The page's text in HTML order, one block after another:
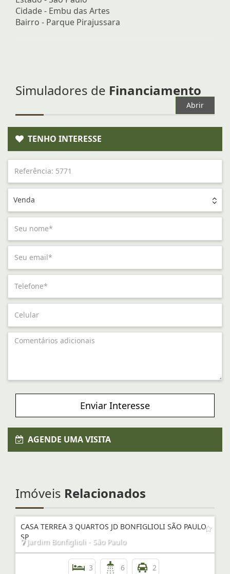
Cidade - Embu das Artes
Bairro - Parque Pirajussara
Simuladores de Financiamento
Abrir
TENHO INTERESSE
Venda
Enviar Interesse
AGENDE UMA VISITA
Imóveis Relacionados
CASA TERREA 3 QUARTOS JD BONFIGLIOLI SÃO PAULO
SPJardim Bonfiglioli - São Paulo
3 6 2